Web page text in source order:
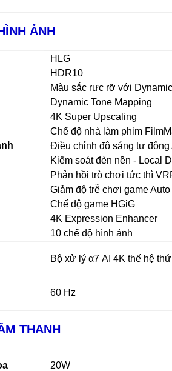
ẢNH
HLG
HDR10
Màu sắc rực rỡ với
Dynamic Tone Mapping
4K Super Upscaling
Chế độ nhà làm phim
Điều chỉnh độ sáng tự động
Kiểm soát đèn nền - Local
Phản hồi trò chơi tức thì
Giảm độ trễ chơi game
Chế độ game HGiG
4K Expression Enhancer
10 chế độ hình ảnh
Bộ xử lý α7 AI 4K thế hệ
60 Hz
THANH
20W